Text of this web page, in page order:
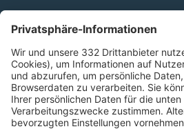
Kontakt
HÄUFIG BESUCHTE SEITEN
Pässe und Vereinswechsel
Trainerausbildung
Schulungsangebot Vereinsmitarbeiter